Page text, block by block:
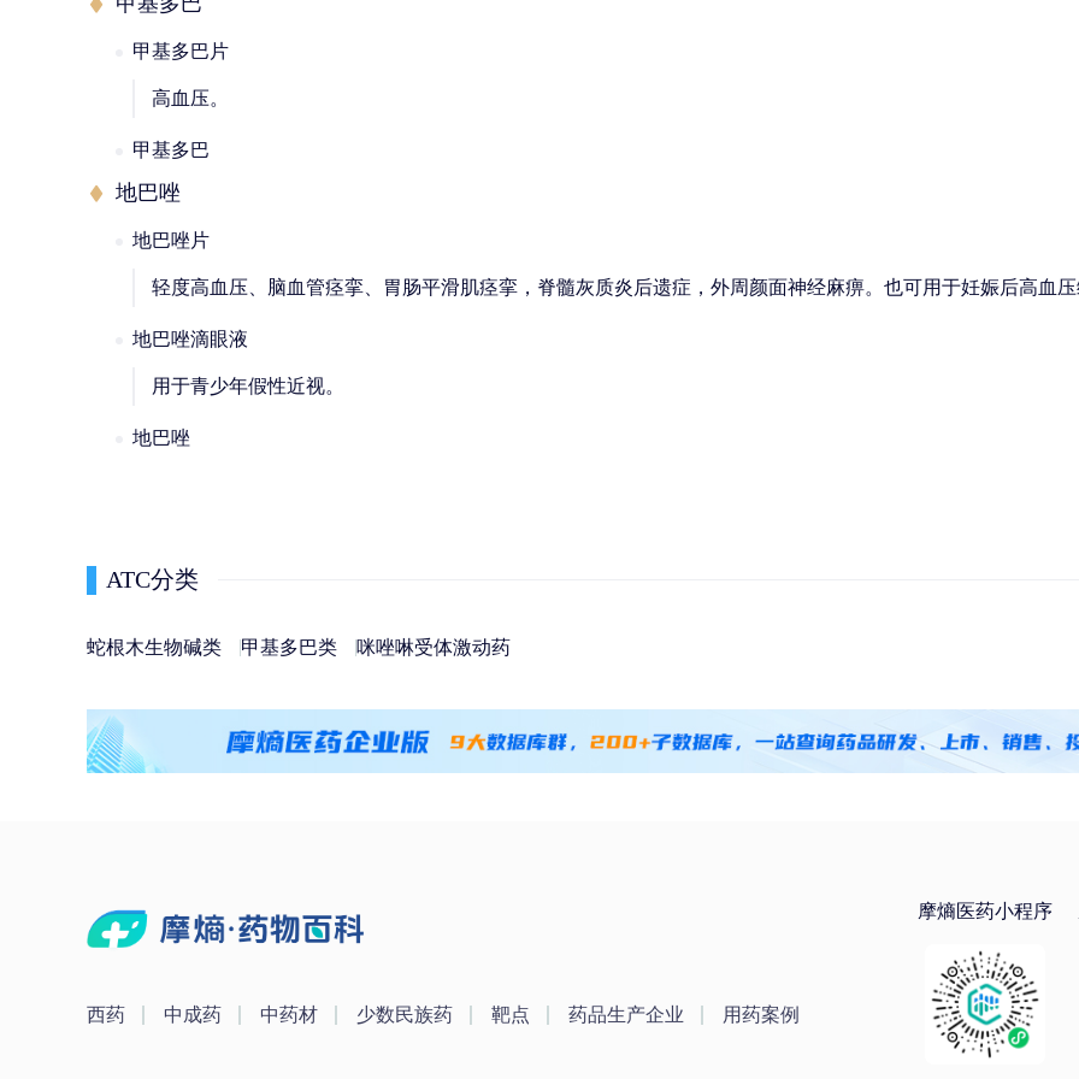
甲基多巴片
高血压。
甲基多巴
地巴唑
地巴唑片
轻度高血压、脑血管痉挛、胃肠平滑肌痉挛，脊髓灰质炎后遗症，外周颜面神经麻痹。也可用于妊娠后高血
地巴唑滴眼液
用于青少年假性近视。
地巴唑
ATC分类
蛇根木生物碱类 甲基多巴类 咪唑啉受体激动药
西药 中成药 中药材 少数民族药 靶点 药品生产企业 用药案例
摩熵医药小程序